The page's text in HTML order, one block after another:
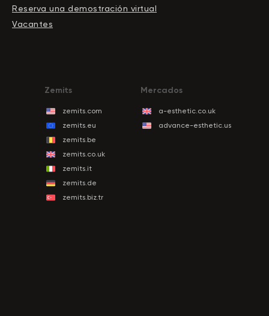
Reserva una demostración virtual
Vacantes
zemits.com
zemits.eu
zemits.be
zemits.co.uk
zemits.it
zemits.de
zemits.biz.tr
Zemits
a-esthetic.co.uk
advance-esthetic.us
Mercados